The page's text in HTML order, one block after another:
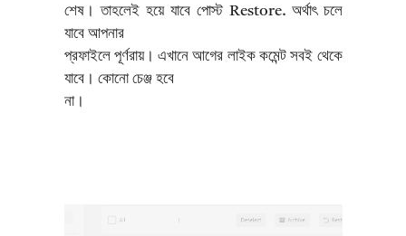
শেষ। তাহলেই হয়ে যাবে পোস্ট Restore. অর্থাৎ চলে
যাবে আপনার
প্রফাইলে পূর্ণরায়। এখানে আগের লাইক কমেন্ট সবই থেকে
যাবে। কোনো চেঞ্জ হবে
না।